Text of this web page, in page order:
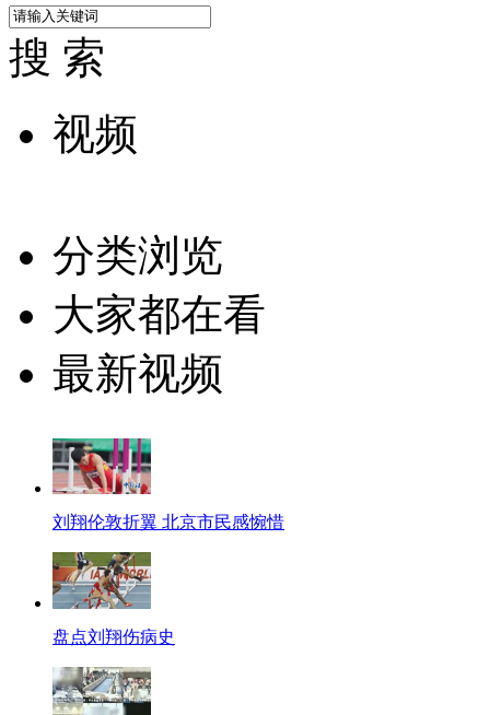
搜 索
视频
分类浏览
大家都在看
最新视频
刘翔伦敦折翼 北京市民感惋惜
盘点刘翔伤病史